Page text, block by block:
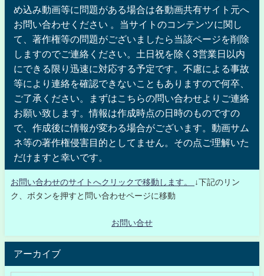
め込み動画等に問題がある場合は各動画共有サイト元へ
お問い合わせください 。当サイトのコンテンツに関し
て、著作権等の問題がございましたら当該ページを削除
しますのでご連絡ください。土日祝を除く3営業日以内
にできる限り迅速に対応する予定です。不慮による事故
等により連絡を確認できないこともありますので何卒、
ご了承ください。まずはこちらの問い合わせよりご連絡
お願い致します。情報は作成時点の日時のものですの
で、作成後に情報が変わる場合がございます。動画サム
ネ等の著作権侵害目的としてません。その点ご理解いた
だけますと幸いです。
お問い合わせのサイトへクリックで移動します。
↓下記のリン
ク、ボタンを押すと問い合わせページに移動
お問い合せ
アーカイブ